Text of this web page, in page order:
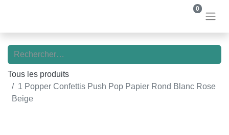
0
Tous les produits
1 Popper Confettis Push Pop Papier Rond Blanc Rose
Beige